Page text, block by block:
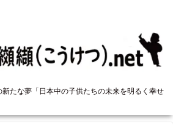
たな夢「日本中の子供たちの未来を明るく幸せ